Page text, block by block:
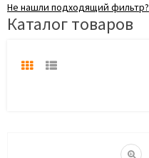
Не нашли подходящий фильтр?
Каталог товаров